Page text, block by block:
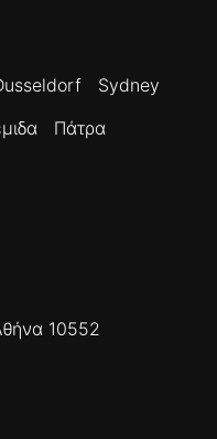
Sydney
Πάτρα
10552